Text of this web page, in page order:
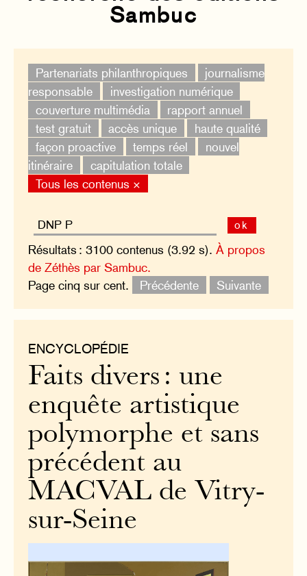
Sambuc
Partenariats philanthropiques
journalisme
responsable
investigation numérique
couverture multimédia
rapport annuel
test gratuit
accès unique
haute qualité
façon proactive
temps réel
nouvel
itinéraire
capitulation totale
Tous les contenus ×
ok
Résultats : 3100 contenus (3.92 s).À propos
de Zéthès par Sambuc.
Page cinq sur cent.
Précédente Suivante
ENCYCLOPÉDIE
Faits divers : une
enquête artistique
polymorphe et sans
précédent au
MACVAL de Vitry-
sur-Seine